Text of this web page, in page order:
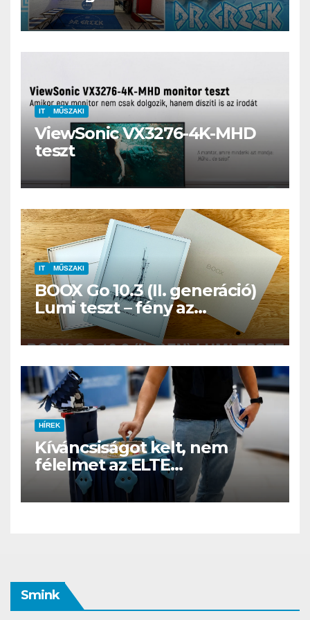
kerthelyiség Csepel szívében
IT MŰSZAKI
ViewSonic VX3276-4K-MHD
teszt
IT MŰSZAKI
BOOX Go 10.3 (II. generáció)
Lumi teszt – fény az
éjszakában, fél könyvtár a
családi csomagban
HÍREK
Kíváncsiságot kelt, nem
félelmet az ELTE
etológusainak felszolgáló
robotja
Smink